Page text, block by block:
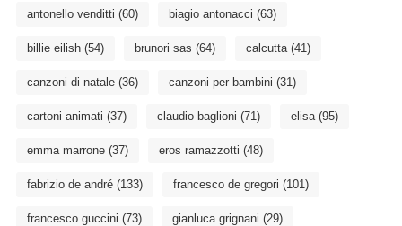
antonello venditti (60) biagio antonacci (63)
billie eilish(54) brunori sas (64) calcutta(41)
canzoni di natale(36) canzoni per bambini (31)
cartoni animati (37) claudio baglioni (71) elisa(95)
emma marrone(37) eros ramazzotti (48)
fabrizio de andré(133) francesco de gregori (101)
francesco guccini (73) gianluca grignani (29)